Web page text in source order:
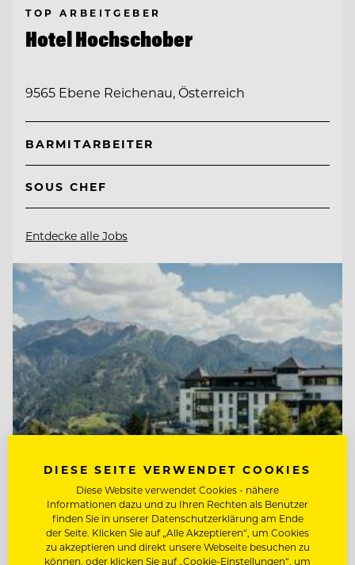
TOP ARBEITGEBER
Hotel Hochschober
9565 Ebene Reichenau, Österreich
BARMITARBEITER
SOUS CHEF
Entdecke alle Jobs
TOP ARBEITGEBER
Schlosshotel Fiss
DIESE SEITE VERWENDET COOKIES
Diese Website verwendet Cookies - nähere
Informationen dazu und zu Ihren Rechten als Benutzer
finden Sie in unserer Datenschutzerklärung am Ende
der Seite. Klicken Sie auf „Alle Akzeptieren“, um Cookies
zu akzeptieren und direkt unsere Webseite besuchen zu
können, oder klicken Sie auf „Cookie-Einstellungen“, um